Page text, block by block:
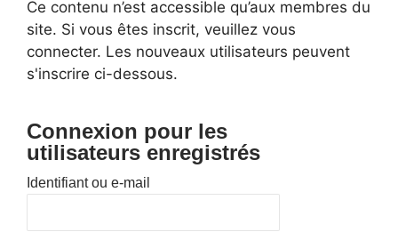
Ce contenu n’est accessible qu’aux membres du
site. Si vous êtes inscrit, veuillez vous
connecter. Les nouveaux utilisateurs peuvent
s'inscrire ci-dessous.
Connexion pour les
utilisateurs enregistrés
Identifiant ou e-mail